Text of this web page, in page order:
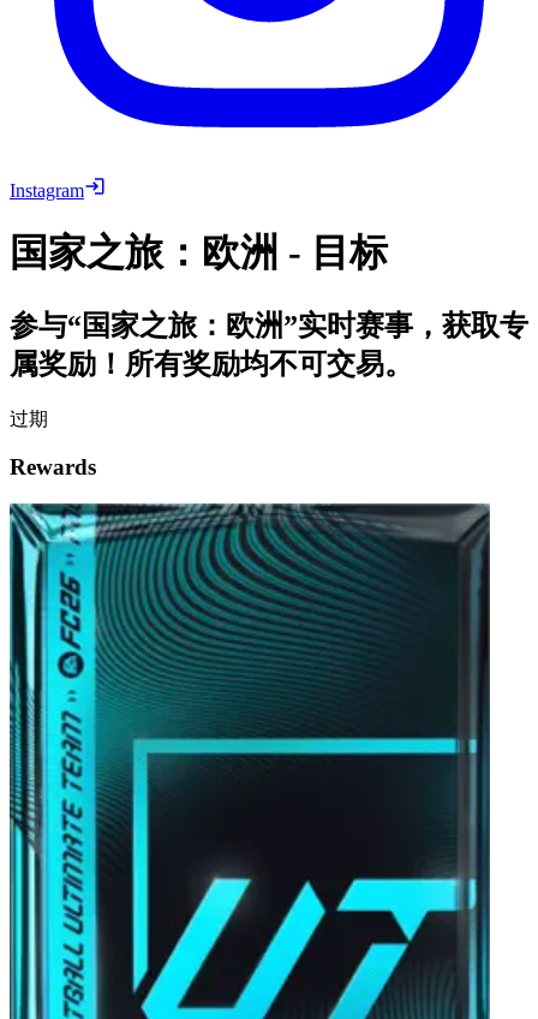
Instagram
国家之旅：欧洲 - 目标
参与“国家之旅：欧洲”实时赛事，获取专
属奖励！所有奖励均不可交易。
过期
Rewards